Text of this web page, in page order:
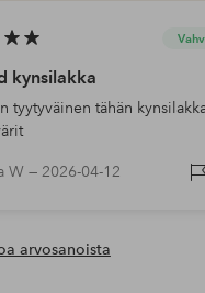
kynsilakka
tyytyväinen tähän
W — 2026-04-12
arvosanoista